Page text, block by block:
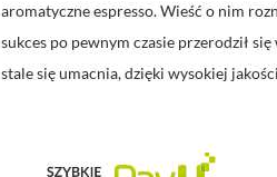
aromatyczne espresso. Wieść o nim
sukces po pewnym czasie przerodził
stale się umacnia, dzięki wysokiej